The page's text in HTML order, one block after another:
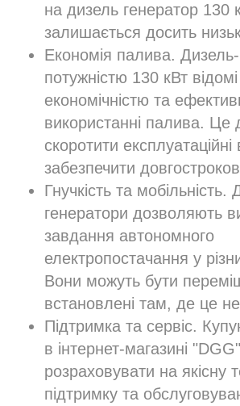
на дизель генератор 130
залишається досить
Економія палива.
потужністю 130 кВт
економічністю та
використанні палива. Це
скоротити
забезпечити
Гнучкість та мобільність.
генератори дозволяють
завдання автономного
електропостачання у
Вони можуть бути
встановлені там, де це
Підтримка та сервіс.
в інтернет-магазині
розраховувати на якісну
підтримку та